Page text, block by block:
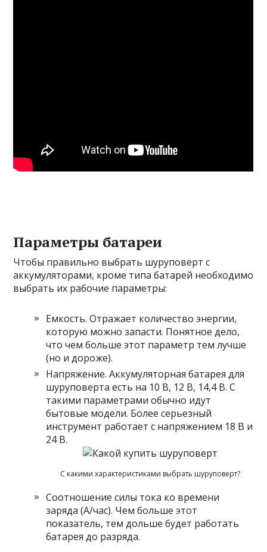
Параметры батареи
Чтобы правильно выбрать шуруповерт с
аккумуляторами, кроме типа батарей необходимо
выбрать их рабочие параметры:
Емкость. Отражает количество энергии,
которую можно запасти. Понятное дело,
что чем больше этот параметр тем лучше
(но и дороже).
Напряжение. Аккумуляторная батарея для
шуруповерта есть на 10 В, 12 В, 14,4 В. С
такими параметрами обычно идут
бытовые модели. Более серьезный
инструмент работает с напряжением 18 В и
24 В.
С какими характеристиками выбрать шуруповерт?
Соотношение силы тока ко времени
заряда (А/час). Чем больше этот
показатель, тем дольше будет работать
батарея до разряда.